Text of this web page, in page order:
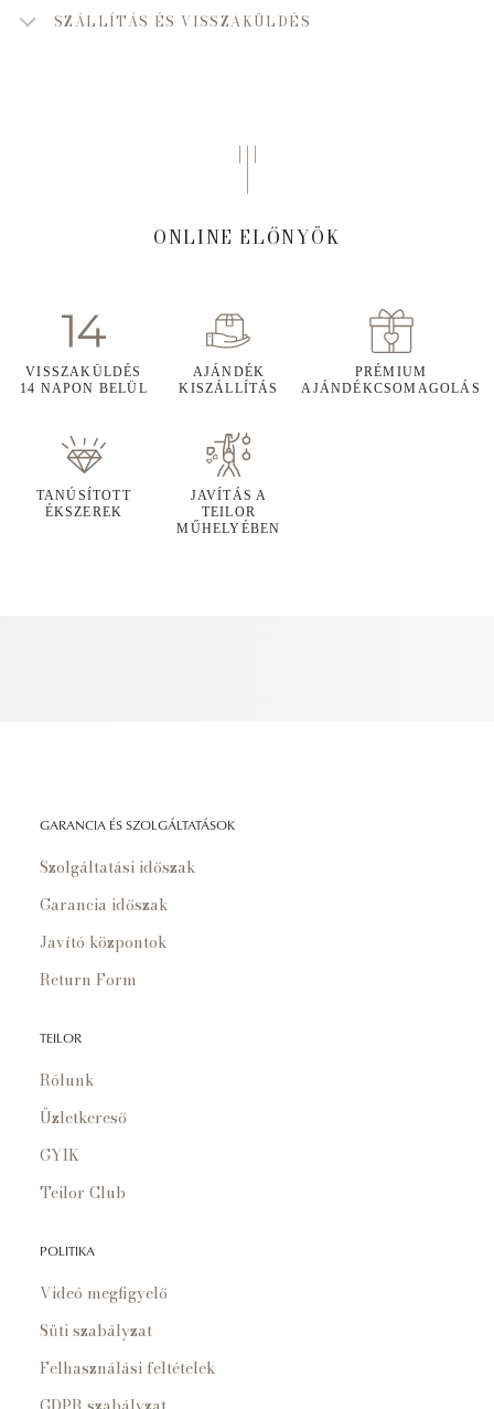
SZÁLLÍTÁS ÉS VISSZAKÜLDÉS
ONLINE ELŐNYÖK
VISSZAKÜLDÉS
14 NAPON BELÜL
AJÁNDÉK
KISZÁLLÍTÁS
PRÉMIUM
AJÁNDÉKCSOMAGOLÁS
TANÚSÍTOTT
ÉKSZEREK
JAVÍTÁS A
TEILOR
MŰHELYÉBEN
GARANCIA ÉS SZOLGÁLTATÁSOK
Szolgáltatási időszak
Garancia időszak
Javító központok
Return Form
TEILOR
Rólunk
Üzletkereső
GYIK
Teilor Club
POLITIKA
Videó megfigyelő
Süti szabályzat
Felhasználási feltételek